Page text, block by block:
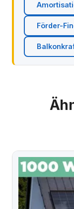
Förder-